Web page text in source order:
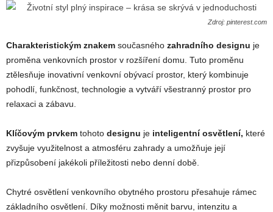
Zdroj: pinterest.com
Charakteristickým znakem současného zahradního designu je
proměna venkovních prostor v rozšíření domu. Tuto proměnu
ztělesňuje inovativní venkovní obývací prostor, který kombinuje
pohodlí, funkčnost, technologie a vytváří všestranný prostor pro
relaxaci a zábavu.
Klíčovým prvkem tohoto designu je inteligentní osvětlení, které
zvyšuje využitelnost a atmosféru zahrady a umožňuje její
přizpůsobení jakékoli příležitosti nebo denní době.
Chytré osvětlení venkovního obytného prostoru přesahuje rámec
základního osvětlení. Díky možnosti měnit barvu, intenzitu a